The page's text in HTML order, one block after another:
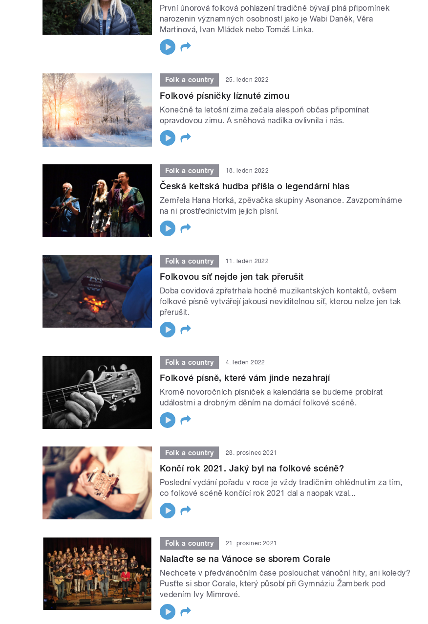
První únorová folková pohlazení tradičně bývají plná připomínek
narozenin významných osobností jako je Wabi Daněk, Věra
Martinová, Ivan Mládek nebo Tomáš Linka.
Folk a country 25. leden 2022
Folkové písničky líznuté zimou
Konečně ta letošní zima zečala alespoň občas připomínat
opravdovou zimu. A sněhová nadílka ovlivnila i nás.
Folk a country 18. leden 2022
Česká keltská hudba přišla o legendární hlas
Zemřela Hana Horká, zpěvačka skupiny Asonance. Zavzpomínáme
na ni prostřednictvím jejích písní.
Folk a country 11. leden 2022
Folkovou síť nejde jen tak přerušit
Doba covidová zpřetrhala hodně muzikantských kontaktů, ovšem
folkové písně vytvářejí jakousi neviditelnou síť, kterou nelze jen tak
přerušit.
Folk a country 4. leden 2022
Folkové písně, které vám jinde nezahrají
Kromě novoročních písniček a kalendária se budeme probírat
událostmi a drobným děním na domácí folkové scéně.
Folk a country 28. prosinec 2021
Končí rok 2021. Jaký byl na folkové scéně?
Poslední vydání pořadu v roce je vždy tradičním ohlédnutím za tím,
co folkové scéně končící rok 2021 dal a naopak vzal...
Folk a country 21. prosinec 2021
Nalaďte se na Vánoce se sborem Corale
Nechcete v předvánočním čase poslouchat vánoční hity, ani koledy?
Pusťte si sbor Corale, který působí při Gymnáziu Žamberk pod
vedením Ivy Mimrové.